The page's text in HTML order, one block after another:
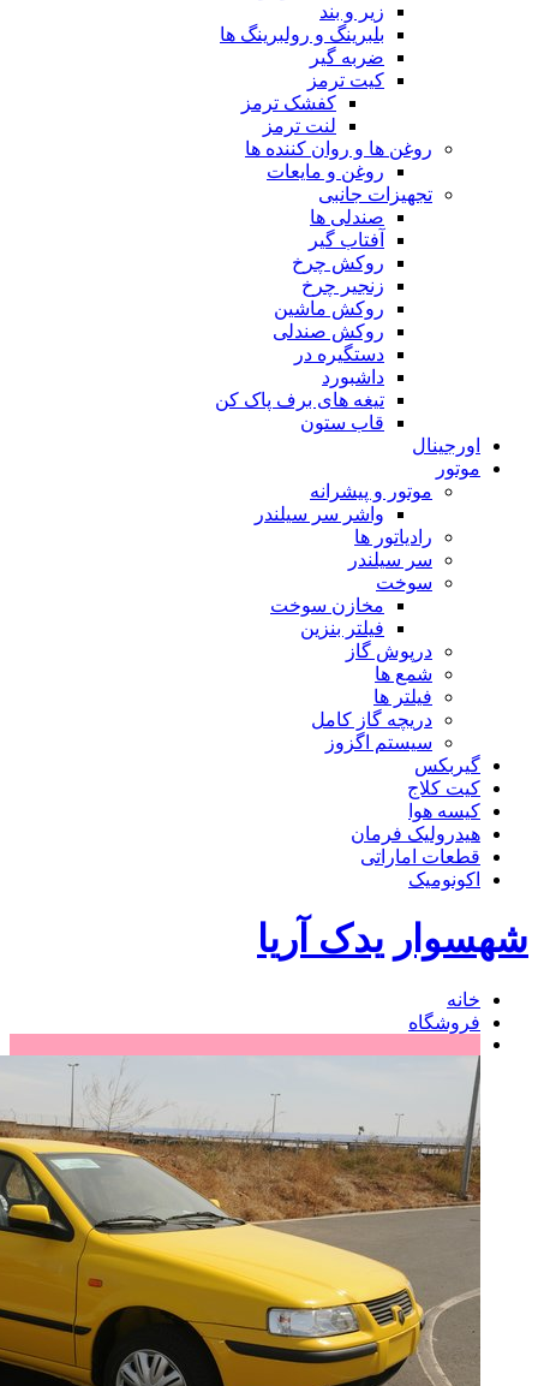
زیر و بند
بلبرینگ و رولبرینگ ها
ضربه گیر
کیت ترمز
کفشک ترمز
لنت ترمز
روغن ها و روان کننده ها
روغن و مایعات
تجهیزات جانبی
صندلی ها
آفتاب گیر
روکش چرخ
زنجیر چرخ
روکش ماشین
روکش صندلی
دستگیره در
داشبورد
تیغه های برف پاک کن
قاب ستون
اورجینال
موتور
موتور و پیشرانه
واشر سر سیلندر
رادیاتور ها
سر سیلندر
سوخت
مخازن سوخت
فیلتر بنزین
درپوش گاز
شمع ها
فیلتر ها
دریچه گاز کامل
سیستم اگزوز
گیربکس
کیت کلاج
کیسه هوا
هیدرولیک فرمان
قطعات اماراتی
اکونومیک
شهسوار یدک آریا
خانه
فروشگاه